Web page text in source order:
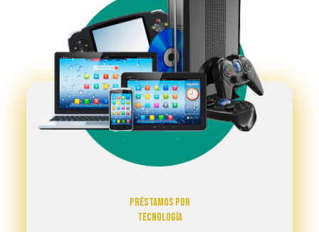
Préstamos por
Tecnología